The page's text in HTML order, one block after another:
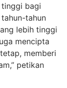
tinggi bagi
tahun
lebih tinggi
mencipta
memberi
petikan